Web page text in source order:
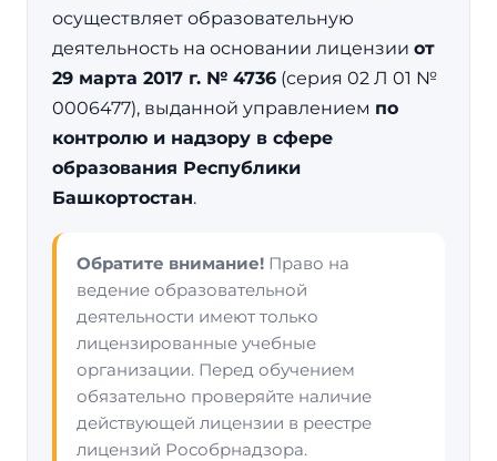
осуществляет образовательную
деятельность на основании лицензии от
29 марта 2017 г. № 4736 (серия 02 Л 01 №
0006477), выданной управлением по
контролю и надзору в сфере
образования Республики
Башкортостан.
Обратите внимание! Право на
ведение образовательной
деятельности имеют только
лицензированные учебные
организации. Перед обучением
обязательно проверяйте наличие
действующей лицензии в реестре
лицензий Рособрнадзора.